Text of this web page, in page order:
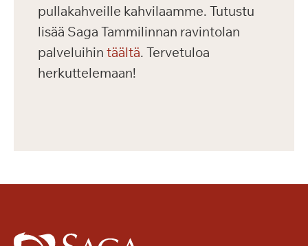
pullakahveille kahvilaamme. Tutustu
lisää Saga Tammilinnan ravintolan
palveluihin täältä. Tervetuloa
herkuttelemaan!